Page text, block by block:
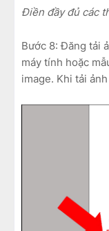
Điền đầy đủ các
Bước 8: Đăng tải
máy tính hoặc
image. Khi tải